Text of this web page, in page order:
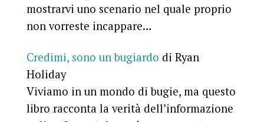
mostrarvi uno scenario nel quale proprio
non vorreste incappare…
Credimi, sono un bugiardo di Ryan
Holiday
Viviamo in un mondo di bugie, ma questo
libro racconta la verità dell’informazione